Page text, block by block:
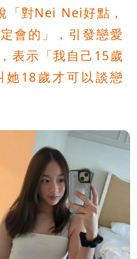
「對Nei Nei好點，
會的」，引發戀愛
表示「我自己15歲
她18歲才可以談戀